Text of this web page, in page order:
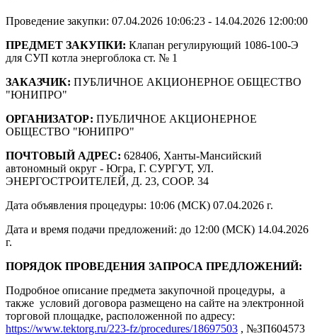
Проведение закупки: 07.04.2026 10:06:23 - 14.04.2026 12:00:00
ПРЕДМЕТ ЗАКУПКИ: Клапан регулирующий 1086-100-Э
для СУП котла энергоблока ст. № 1
ЗАКАЗЧИК: ПУБЛИЧНОЕ АКЦИОНЕРНОЕ ОБЩЕСТВО
"ЮНИПРО"
ОРГАНИЗАТОР: ПУБЛИЧНОЕ АКЦИОНЕРНОЕ
ОБЩЕСТВО "ЮНИПРО"
ПОЧТОВЫЙ АДРЕС: 628406, Ханты-Мансийский
автономный округ - Югра, Г. СУРГУТ, УЛ.
ЭНЕРГОСТРОИТЕЛЕЙ, Д. 23, СООР. 34
Дата объявления процедуры: 10:06 (МСК) 07.04.2026 г.
Дата и время подачи предложений: до 12:00 (МСК) 14.04.2026
г.
ПОРЯДОК ПРОВЕДЕНИЯ ЗАПРОСА ПРЕДЛОЖЕНИЙ:
Подробное описание предмета закупочной процедуры, а
также условий договора размещено на сайте на электронной
торговой площадке, расположенной по адресу:
https://www.tektorg.ru/223-fz/procedures/18697503 , №ЗП604573